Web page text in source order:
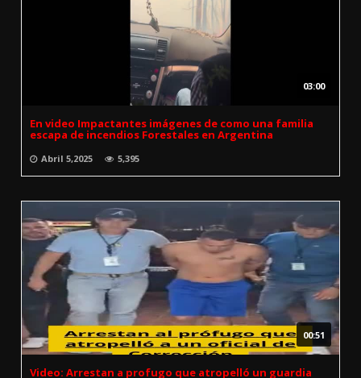
03:00
En video Impactantes imágenes de como una familia
escapa de incendios Forestales en Argentina
Abril 5,2025 5,395
00:51
Video: Arrestan a profugo que atropelló un guardia